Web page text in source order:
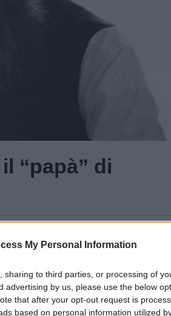
My Personal Information
sharing to third parties, or processing of
advertising by us, please use the below
that after your opt-out request is
based on personal information utilized
“papà” di